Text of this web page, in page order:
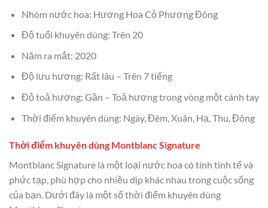
Nhóm nước hoa: Hương Hoa Cỏ Phương Đông
Độ tuổi khuyên dùng: Trên 20
Năm ra mắt: 2020
Độ lưu hương: Rất lâu – Trên 7 tiếng
Độ toả hương: Gần – Toả hương trong vòng một cánh tay
Thời điểm khuyên dùng: Ngày, Đêm, Xuân, Hạ, Thu, Đông
Thời điểm khuyên dùng Montblanc Signature
Montblanc Signature là một loại nước hoa có tính tinh tế và
phức tạp, phù hợp cho nhiều dịp khác nhau trong cuộc sống
của bạn. Dưới đây là một số thời điểm khuyên dùng